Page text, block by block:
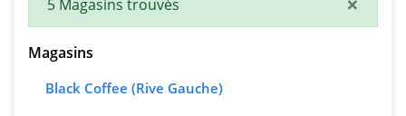
5 Magasins trouvés
Magasins
Black Coffee (Rive Gauche)